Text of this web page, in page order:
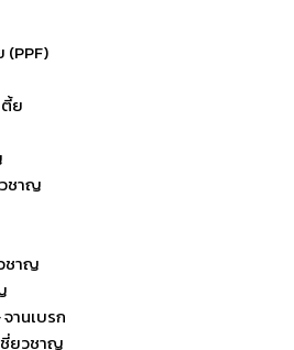
(PPF)
ย
ชาญ
ชาญ
จานเบรก
ยวชาญ